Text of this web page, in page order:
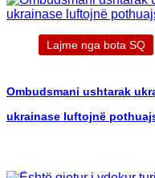
Lajme nga bota SQ
Ombudsmani ushtarak
ukrainase luftojnë